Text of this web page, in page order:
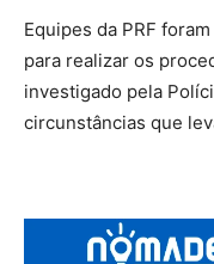
Equipes da PRF
para realizar os
investigado pela
circunstâncias que